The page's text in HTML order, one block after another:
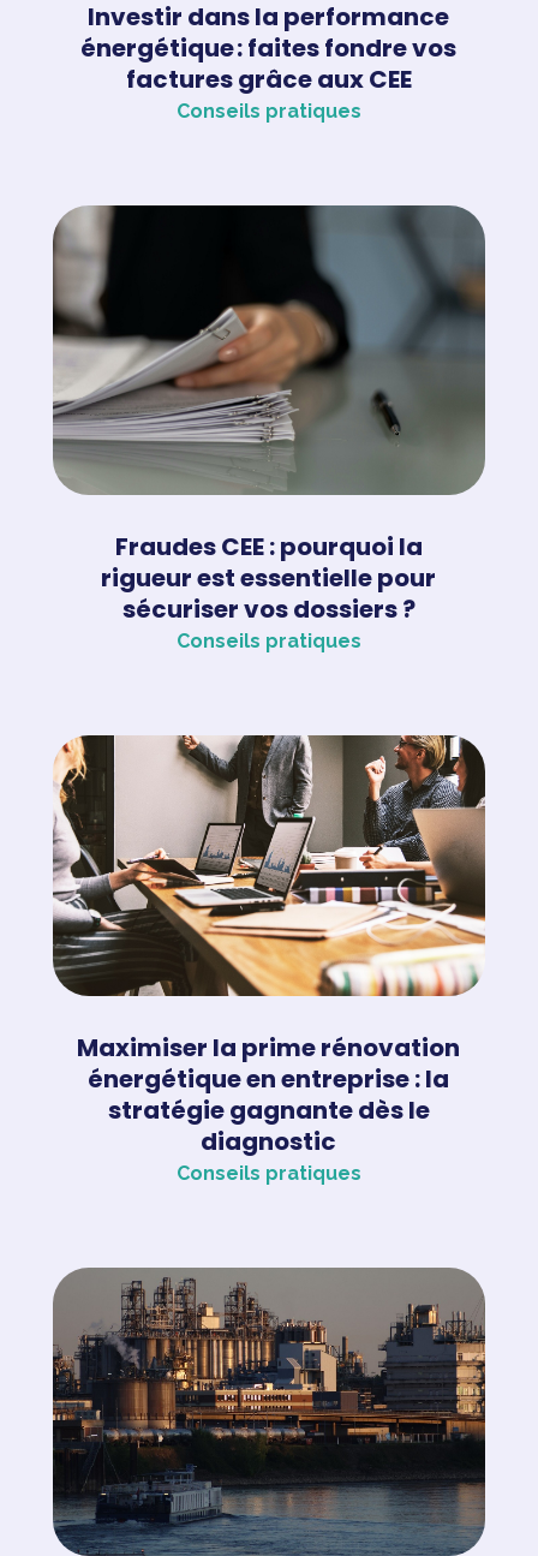
Investir dans la performance
énergétique : faites fondre vos
factures grâce aux CEE
Conseils pratiques
Fraudes CEE : pourquoi la
rigueur est essentielle pour
sécuriser vos dossiers ?
Conseils pratiques
Maximiser la prime rénovation
énergétique en entreprise : la
stratégie gagnante dès le
diagnostic
Conseils pratiques